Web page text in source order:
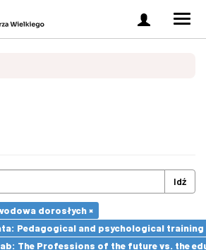
Zaloguj
się
Idź
dorosłych ×
Pedagogical and psychological
The Professions of the future vs. the